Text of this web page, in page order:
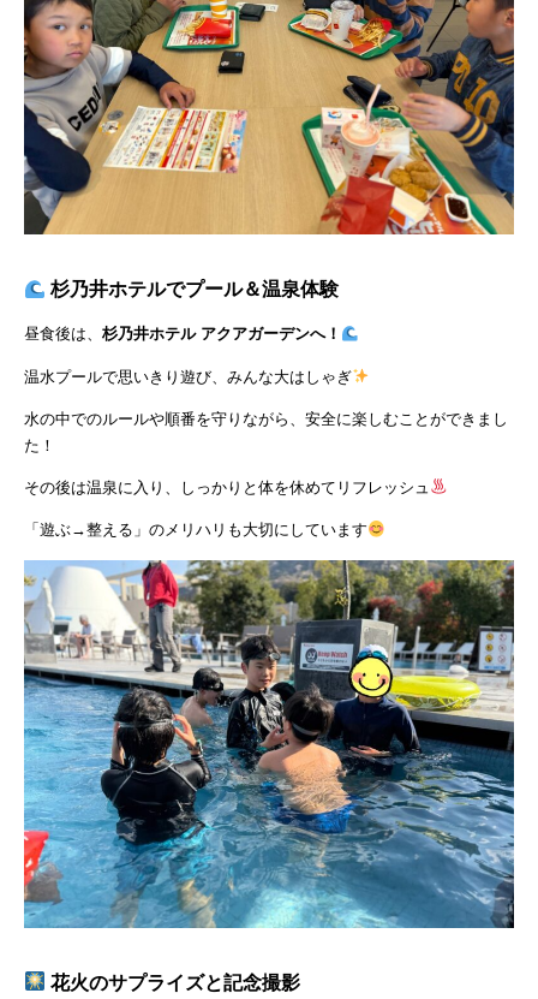
杉乃井ホテルでプール＆温泉体験
昼食後は、 杉乃井ホテル アクアガーデンへ！
温水プールで思いきり遊び、みんな大はしゃぎ
水の中でのルールや順番を守りながら、安全に楽しむことができまし
た！
その後は温泉に入り、しっかりと体を休めてリフレッシュ
「遊ぶ→整える」のメリハリも大切にしています
花火のサプライズと記念撮影